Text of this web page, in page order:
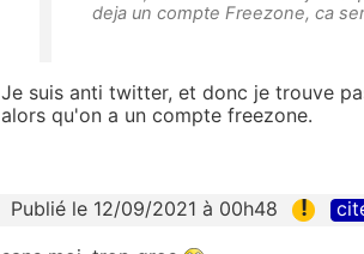
deja un compte Freezone, ca
Je suis anti twitter, et donc je trouve
alors qu'on a un compte freezone.
Publié le 12/09/2021 à 00h48 !